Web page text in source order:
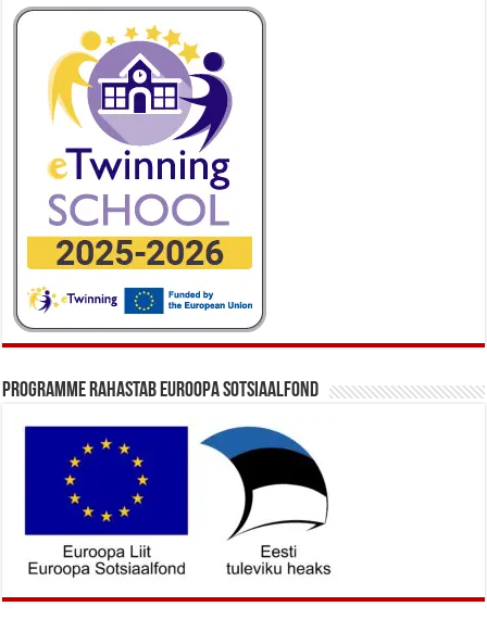
Programme rahastab Euroopa Sotsiaalfond